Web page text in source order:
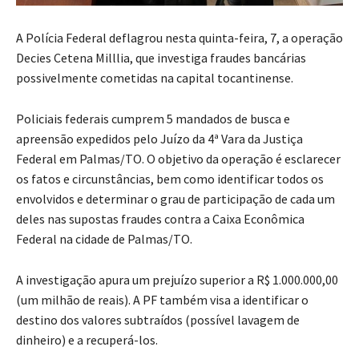
A Polícia Federal deflagrou nesta quinta-feira, 7, a operação
Decies Cetena Milllia, que investiga fraudes bancárias
possivelmente cometidas na capital tocantinense.
Policiais federais cumprem 5 mandados de busca e
apreensão expedidos pelo Juízo da 4ª Vara da Justiça
Federal em Palmas/TO. O objetivo da operação é esclarecer
os fatos e circunstâncias, bem como identificar todos os
envolvidos e determinar o grau de participação de cada um
deles nas supostas fraudes contra a Caixa Econômica
Federal na cidade de Palmas/TO.
A investigação apura um prejuízo superior a R$ 1.000.000,00
(um milhão de reais). A PF também visa a identificar o
destino dos valores subtraídos (possível lavagem de
dinheiro) e a recuperá-los.